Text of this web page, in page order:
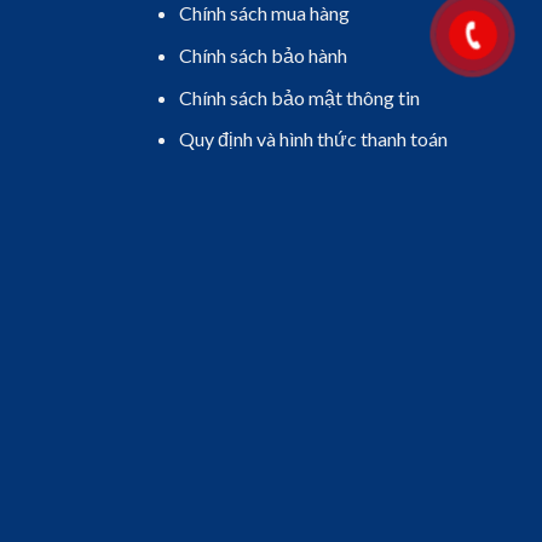
Chính sách mua hàng
Chính sách bảo hành
Chính sách bảo mật thông tin
Quy định và hình thức thanh toán